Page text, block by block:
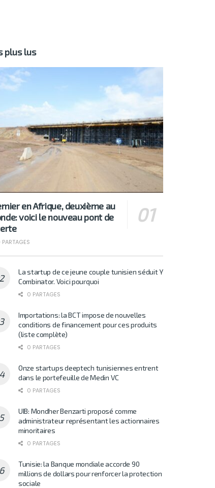
plus lus
en Afrique, deuxième au
voici le nouveau pont de
PARTAGES
La startup de ce jeune couple tunisien séduit Y
Combinator. Voici pourquoi
0 PARTAGES
Importations: la BCT impose de nouvelles
conditions de financement pour ces produits
(liste complète)
0 PARTAGES
Onze startups deeptech tunisiennes entrent
dans le portefeuille de Medin VC
0 PARTAGES
UIB: Mondher Benzarti proposé comme
administrateur représentant les actionnaires
minoritaires
0 PARTAGES
Tunisie: la Banque mondiale accorde 90
millions de dollars pour renforcer la protection
sociale